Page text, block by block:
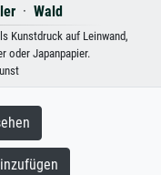
· Wald
Kunstdruck auf Leinwand,
oder Japanpapier.